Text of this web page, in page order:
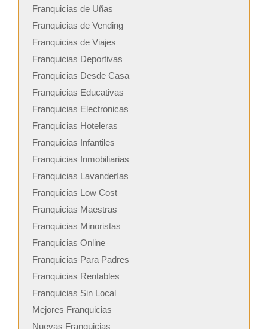
Franquicias de Uñas
Franquicias de Vending
Franquicias de Viajes
Franquicias Deportivas
Franquicias Desde Casa
Franquicias Educativas
Franquicias Electronicas
Franquicias Hoteleras
Franquicias Infantiles
Franquicias Inmobiliarias
Franquicias Lavanderías
Franquicias Low Cost
Franquicias Maestras
Franquicias Minoristas
Franquicias Online
Franquicias Para Padres
Franquicias Rentables
Franquicias Sin Local
Mejores Franquicias
Nuevas Franquicias